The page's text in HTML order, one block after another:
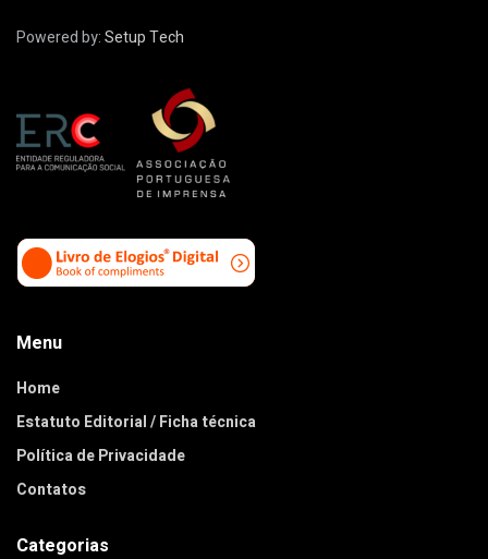
Powered by:Setup Tech
Menu
Home
Estatuto Editorial / Ficha técnica
Política de Privacidade
Contatos
Categorias